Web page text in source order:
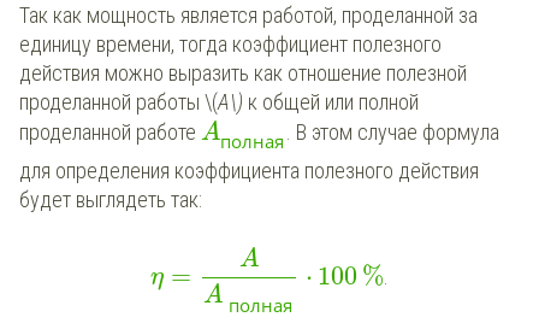
Так как мощность является работой, проделанной за
единицу времени, тогда коэффициент полезного
действия можно выразить как отношение полезной
проделанной работы \(A\) к общей или полной
проделанной работе Aполная . В этом случае формула
для определения коэффициента полезного действия
будет выглядеть так:
η =
A
A полная
⋅ 100 %.